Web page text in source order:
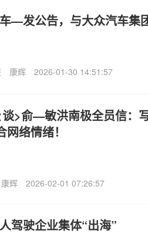
—发公告，与大众汽车集
康辉 2026-01-30 14:51:57
>俞—敏洪南极全员信：
络情绪！
康辉 2026-02-01 07:26:57
驾驶企业集体“出海”